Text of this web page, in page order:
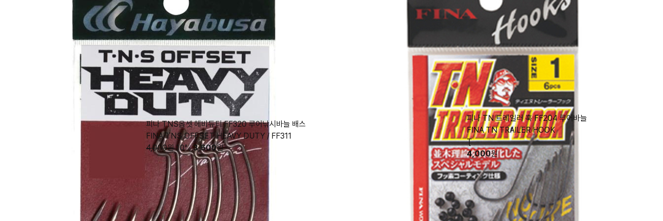
피나 TNS옵셋 헤비듀티 FF320 루어낚시바늘 배스
FINA TNS OFFSET HEAVY DUTY / FF311
4,000원 10% 3,600원
피나 TN 트레일러 훅 FF204 루어바늘
FINA TN TRAILER HOOK
Ʈ
4,000원